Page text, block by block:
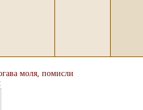
моля, помисли